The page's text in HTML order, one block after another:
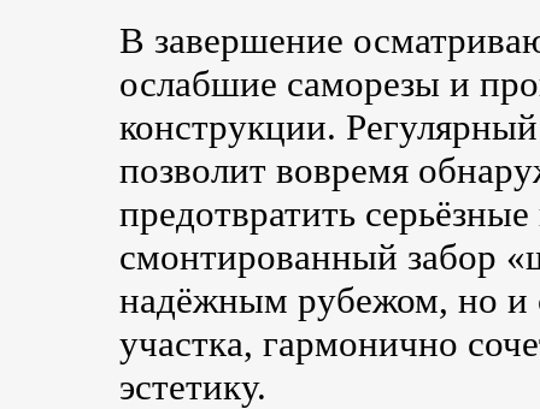
В завершение
ослабшие саморезы и
конструкции.
позволит вовремя
предотвратить
смонтированный забор
надёжным рубежом, но и
участка, гармонично
эстетику.